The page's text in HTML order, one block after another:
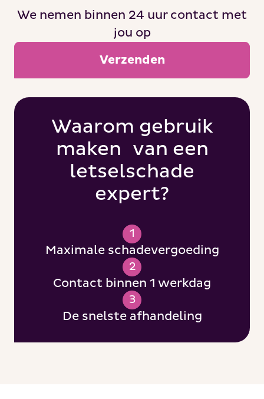
Waarom gebruik
maken van een
letselschade
expert?
1
Maximale schadevergoeding
2
Contact binnen 1 werkdag
3
De snelste afhandeling
We nemen binnen 24 uur contact met
jou op